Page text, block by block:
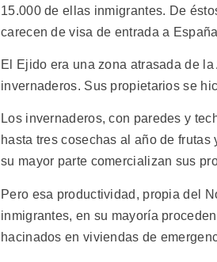
15.000 de ellas inmigrantes. De
carecen de visa de entrada a
El Ejido era una zona atrasada de
invernaderos. Sus propietarios se
Los invernaderos, con paredes y
hasta tres cosechas al año de
su mayor parte comercializan sus
Pero esa productividad, propia del
inmigrantes, en su mayoría
hacinados en viviendas de